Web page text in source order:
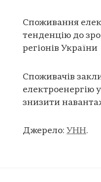
Споживання
тенденцію до
регіонів України
Споживачів
електроенергію
знизити
Джерело: УНН.